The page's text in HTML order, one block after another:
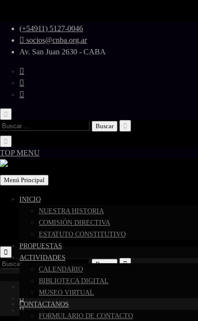
Skip
content
(+54911) 5127-0046
socios@cnba.org.ar
Av. San Juan 2630 - CABA
Buscar:
TOP MENU
Menú Principal
INICIO
NUESTRA HISTORIA
COMISIÓN DIRECTIVA
ESTATUTO CONSTITUTIVO
PROPUESTAS
ACTIVIDADES
CALENDARIO
BIBLIOTECA DIGITAL
MUSEO VIRTUAL
CONTACTANOS
FORMULARIO DE CONTACTO
Buscar: